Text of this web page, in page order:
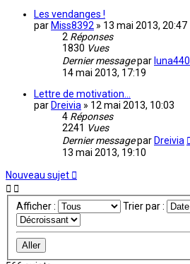
Les vendanges !
par Miss8392 » 13 mai 2013, 20:47
2 Réponses
1830 Vues
Dernier messagepar luna440
14 mai 2013, 17:19
Lettre de motivation...
par Dreivia » 12 mai 2013, 10:03
4 Réponses
2241 Vues
Dernier messagepar Dreivia
13 mai 2013, 19:10
Nouveau sujet
Afficher : Trier par :